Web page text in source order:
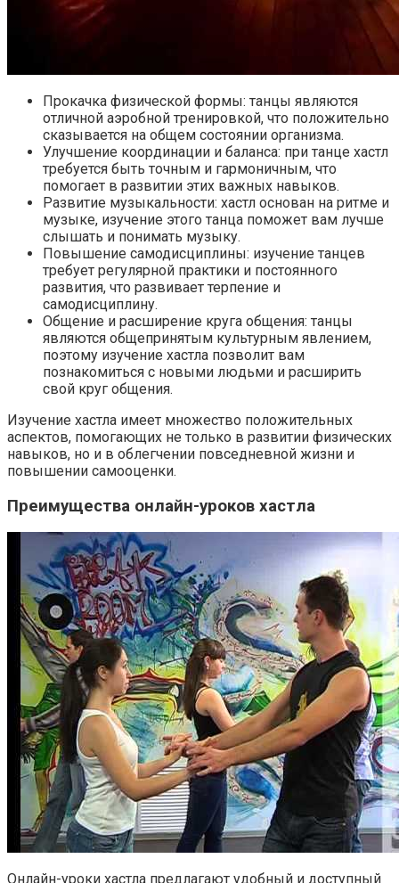
Прокачка физической формы: танцы являются
отличной аэробной тренировкой, что положительно
сказывается на общем состоянии организма.
Улучшение координации и баланса: при танце хастл
требуется быть точным и гармоничным, что
помогает в развитии этих важных навыков.
Развитие музыкальности: хастл основан на ритме и
музыке, изучение этого танца поможет вам лучше
слышать и понимать музыку.
Повышение самодисциплины: изучение танцев
требует регулярной практики и постоянного
развития, что развивает терпение и
самодисциплину.
Общение и расширение круга общения: танцы
являются общепринятым культурным явлением,
поэтому изучение хастла позволит вам
познакомиться с новыми людьми и расширить
свой круг общения.
Изучение хастла имеет множество положительных
аспектов, помогающих не только в развитии физических
навыков, но и в облегчении повседневной жизни и
повышении самооценки.
Преимущества онлайн-уроков хастла
Онлайн-уроки хастла предлагают удобный и доступный